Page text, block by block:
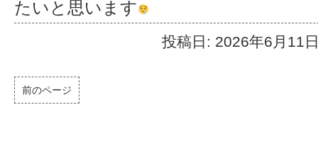
たいと思います
投稿日: 2026年6月11
前のページ